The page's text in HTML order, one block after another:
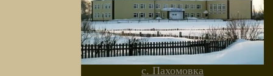
с. Пахомовка